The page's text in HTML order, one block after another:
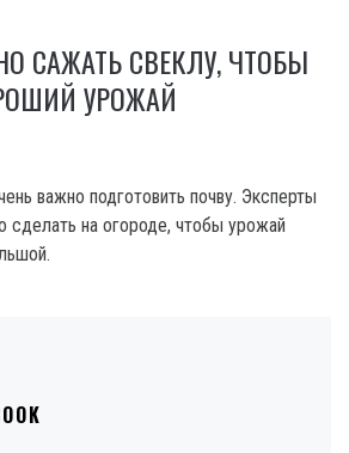
САЖАТЬ СВЕКЛУ, ЧТОБЫ
УРОЖАЙ
важно подготовить почву. Эксперты
сделать на огороде, чтобы урожай